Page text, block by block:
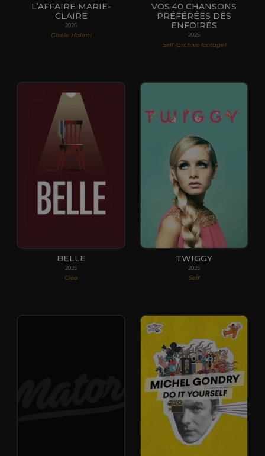
L’AFFAIRE MARIE-
CLAIRE
2026
Gisèle Halimi
VOS 40 CHANSONS
PRÉFÉRÉES DES
ENFOIRÉS
2025
Self (archive footage)
BELLE
2025
Cléa
TWIGGY
2025
Self